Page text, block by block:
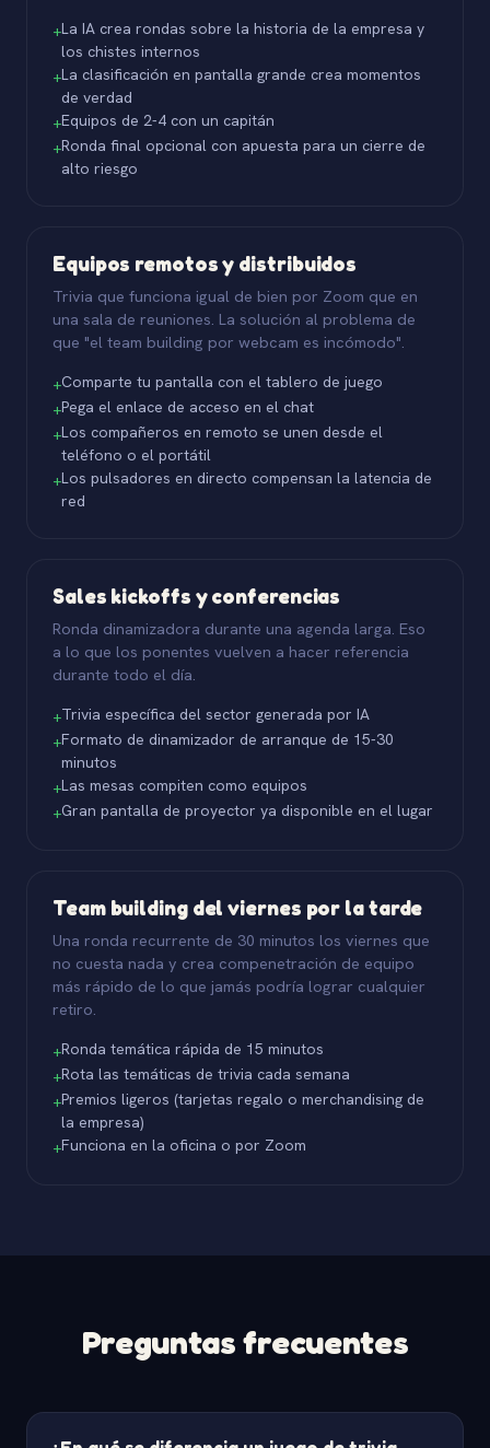
+La IA crea rondas sobre la historia de la empresa y
los chistes internos
+La clasificación en pantalla grande crea momentos
de verdad
+Equipos de 2-4 con un capitán
+Ronda final opcional con apuesta para un cierre de
alto riesgo
Equipos remotos y distribuidos
Trivia que funciona igual de bien por Zoom que en
una sala de reuniones. La solución al problema de
que "el team building por webcam es incómodo".
+Comparte tu pantalla con el tablero de juego
+Pega el enlace de acceso en el chat
+Los compañeros en remoto se unen desde el
teléfono o el portátil
+Los pulsadores en directo compensan la latencia de
red
Sales kickoffs y conferencias
Ronda dinamizadora durante una agenda larga. Eso
a lo que los ponentes vuelven a hacer referencia
durante todo el día.
+Trivia específica del sector generada por IA
+Formato de dinamizador de arranque de 15-30
minutos
+Las mesas compiten como equipos
+Gran pantalla de proyector ya disponible en el lugar
Team building del viernes por la tarde
Una ronda recurrente de 30 minutos los viernes que
no cuesta nada y crea compenetración de equipo
más rápido de lo que jamás podría lograr cualquier
retiro.
+Ronda temática rápida de 15 minutos
+Rota las temáticas de trivia cada semana
+Premios ligeros (tarjetas regalo o merchandising de
la empresa)
+Funciona en la oficina o por Zoom
Preguntas frecuentes